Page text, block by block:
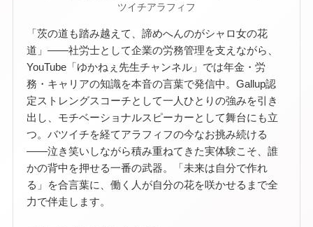
ツイチアラフィフ
「茨の道も踏み越えて、諦めへんのがシャロ女の花
道」——社労士として企業の労務管理を支えながら、
YouTube「ゆかねぇ先生チャンネル」では年金・労
務・キャリアの知識を本音の言葉で発信中。Gallup認
定ストレングスコーチとして一人ひとりの強みを引き
出し、モチベーショナルスピーカーとして舞台にも立
つ。バツイチを経てアラフィフの今なお挑み続ける
——泣き笑いしながら積み重ねてきた実体験こそ、誰
かの背中を押せる一番の武器。「未来は自分で作れ
る」を合言葉に、働く人が自分の花を咲かせるまで全
力で伴走します。